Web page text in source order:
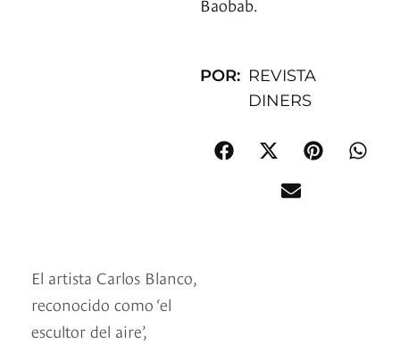
POR: REVISTA
DINERS
El artista Carlos Blanco,
reconocido como ‘el
escultor del aire’,